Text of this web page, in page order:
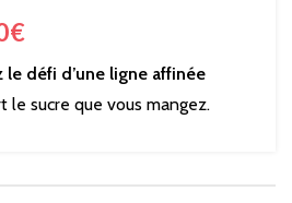
€
le défi d’une ligne affinée
le sucre que vous mangez.